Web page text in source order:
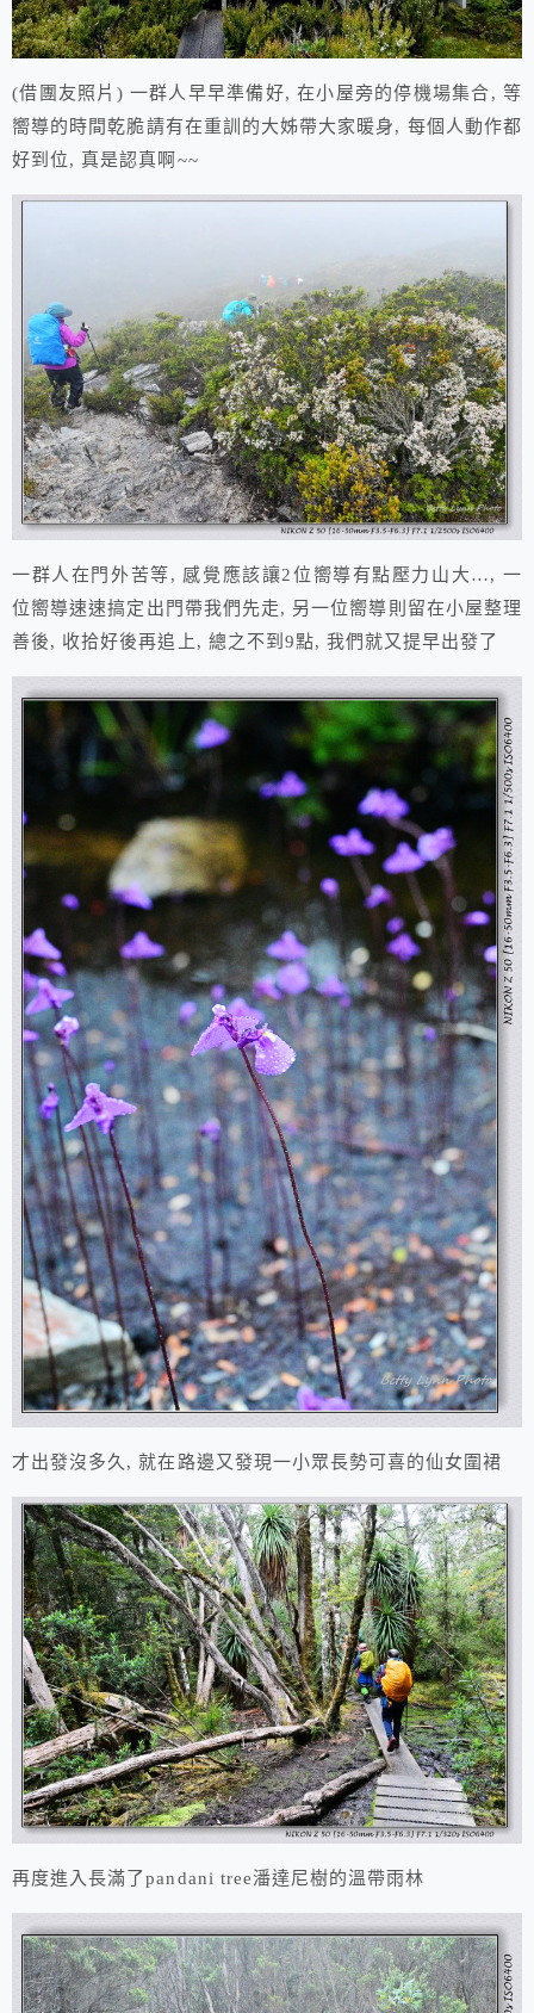
(借團友照片) 一群人早早準備好, 在小屋旁的停機場集合, 等
嚮導的時間乾脆請有在重訓的大姊帶大家暖身, 每個人動作都
好到位, 真是認真啊~~
一群人在門外苦等, 感覺應該讓2位嚮導有點壓力山大…, 一
位嚮導速速搞定出門帶我們先走, 另一位嚮導則留在小屋整理
善後, 收拾好後再追上, 總之不到9點, 我們就又提早出發了
才出發沒多久, 就在路邊又發現一小眾長勢可喜的仙女圍裙
再度進入長滿了pandani tree潘達尼樹的溫帶雨林